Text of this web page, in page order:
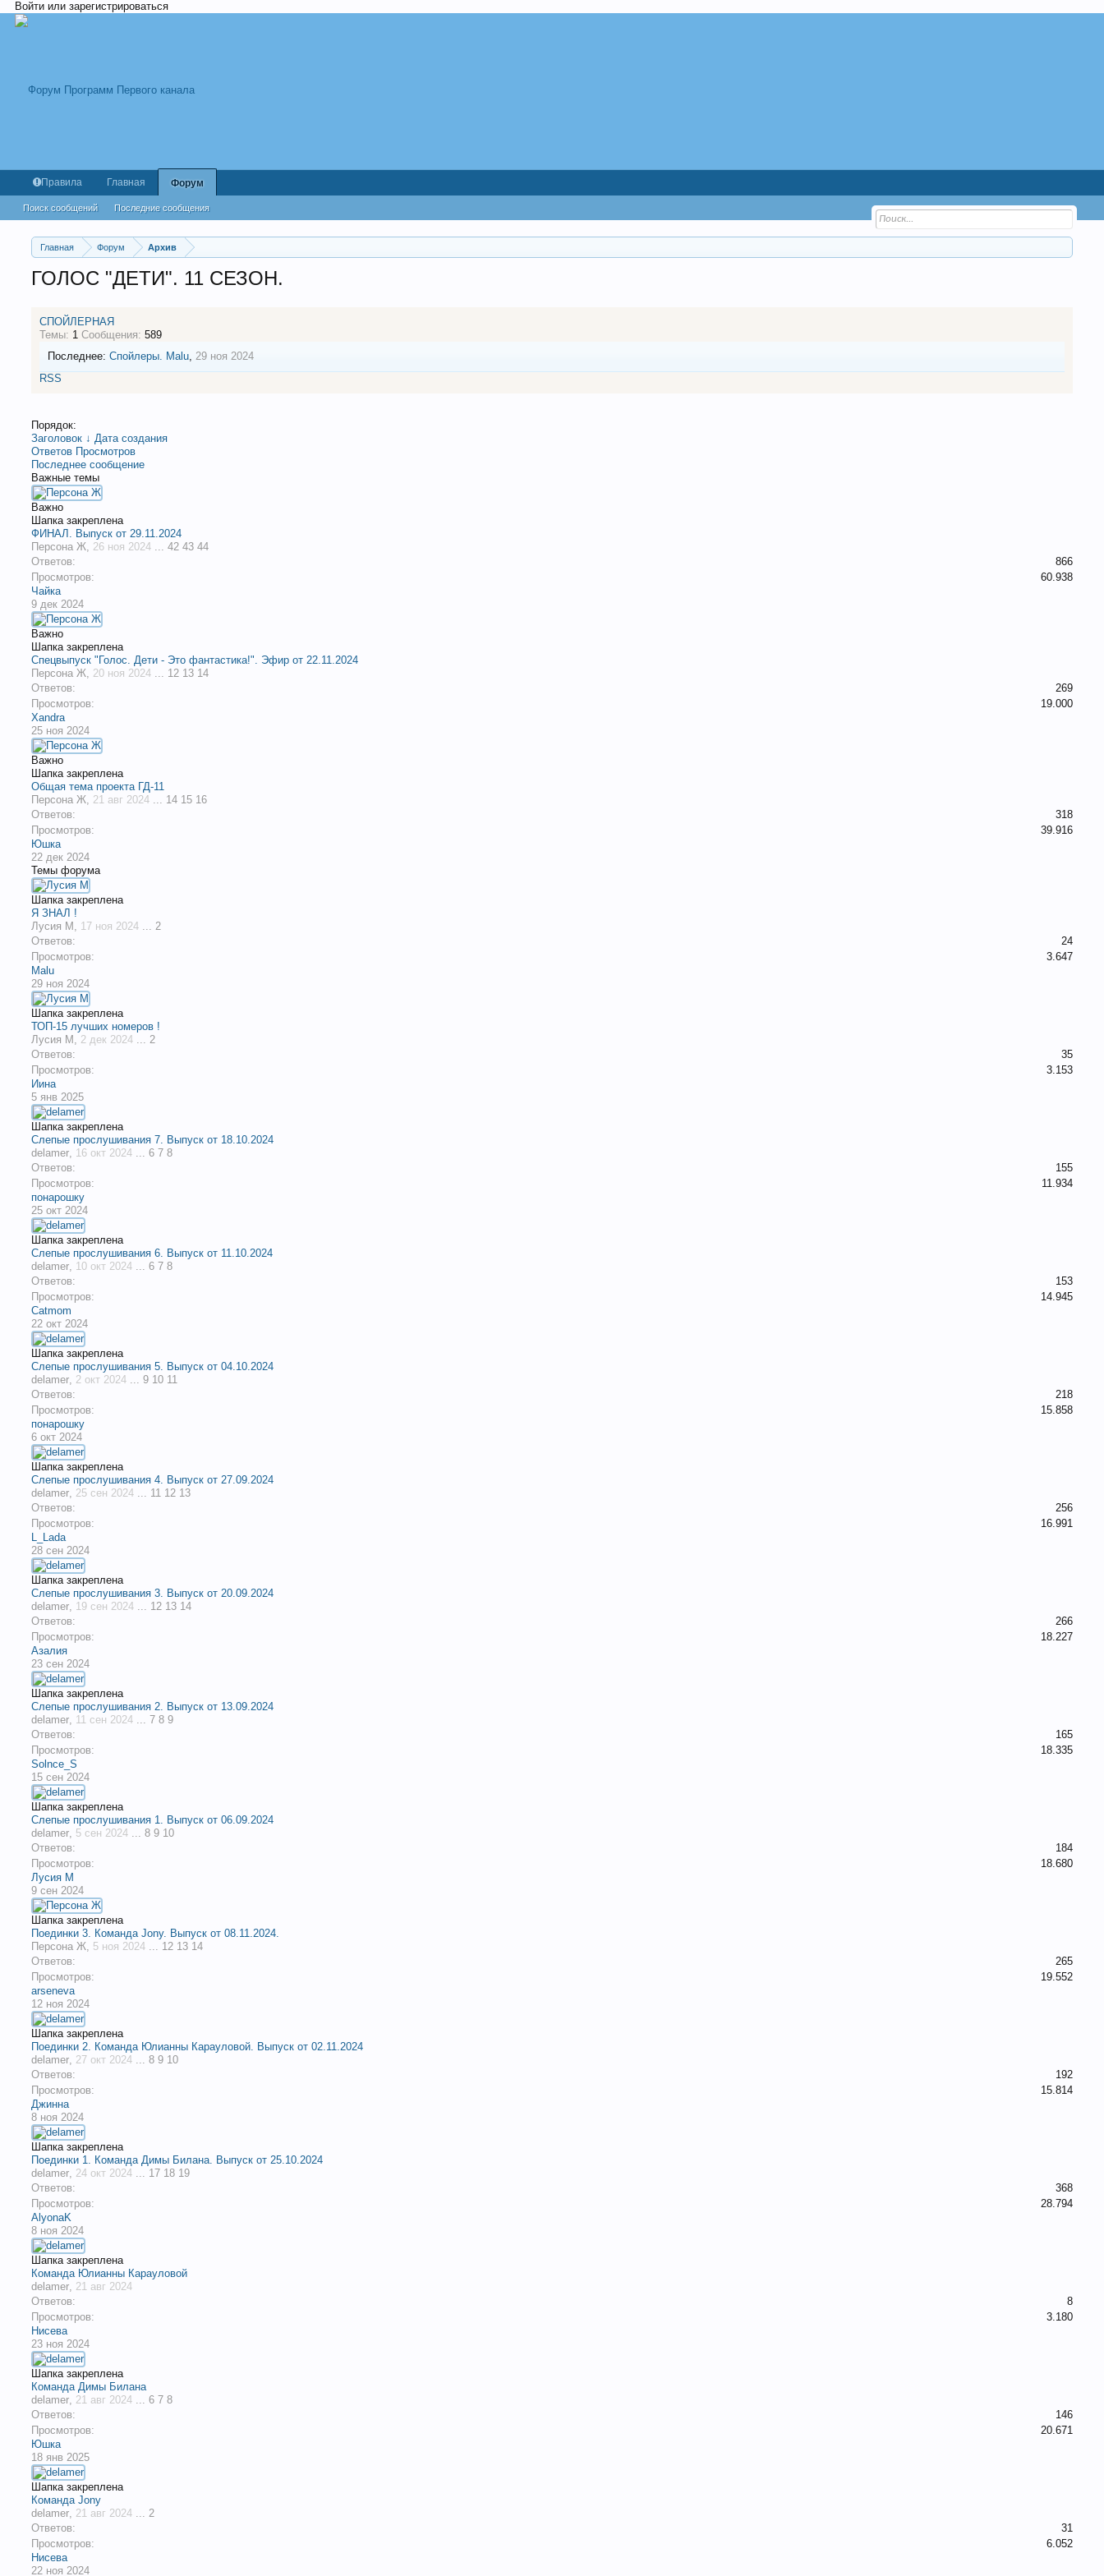
Войти или зарегистрироваться
Главная Форум Архив
ГОЛОС "ДЕТИ". 11 СЕЗОН.
СПОЙЛЕРНАЯ
Темы: 1 Сообщения: 589
Последнее: Спойлеры. Malu, 29 ноя 2024
RSS
Порядок:
Заголовок ↓ Дата создания
Ответов Просмотров
Последнее сообщение
Важные темы
Важно
Шапка закреплена
ФИНАЛ. Выпуск от 29.11.2024
Персона Ж, 26 ноя 2024 ... 42 43 44
Ответов:
866
Просмотров:
60.938
Чайка
9 дек 2024
Важно
Шапка закреплена
Спецвыпуск "Голос. Дети - Это фантастика!". Эфир от 22.11.2024
Персона Ж, 20 ноя 2024 ... 12 13 14
Ответов:
269
Просмотров:
19.000
Xandra
25 ноя 2024
Важно
Шапка закреплена
Общая тема проекта ГД-11
Персона Ж, 21 авг 2024 ... 14 15 16
Ответов:
318
Просмотров:
39.916
Юшка
22 дек 2024
Темы форума
Шапка закреплена
Я ЗНАЛ !
Лусия М , 17 ноя 2024 ... 2
Ответов:
24
Просмотров:
3.647
Malu
29 ноя 2024
Шапка закреплена
ТОП-15 лучших номеров !
Лусия М , 2 дек 2024 ... 2
Ответов:
35
Просмотров:
3.153
Иина
5 янв 2025
Шапка закреплена
Слепые прослушивания 7. Выпуск от 18.10.2024
delamer, 16 окт 2024 ... 6 7 8
Ответов:
155
Просмотров:
11.934
понарошку
25 окт 2024
Шапка закреплена
Слепые прослушивания 6. Выпуск от 11.10.2024
delamer, 10 окт 2024 ... 6 7 8
Ответов:
153
Просмотров:
14.945
Catmom
22 окт 2024
Шапка закреплена
Слепые прослушивания 5. Выпуск от 04.10.2024
delamer, 2 окт 2024 ... 9 10 11
Ответов:
218
Просмотров:
15.858
понарошку
6 окт 2024
Шапка закреплена
Слепые прослушивания 4. Выпуск от 27.09.2024
delamer, 25 сен 2024 ... 11 12 13
Ответов:
256
Просмотров:
16.991
L_Lada
28 сен 2024
Шапка закреплена
Слепые прослушивания 3. Выпуск от 20.09.2024
delamer, 19 сен 2024 ... 12 13 14
Ответов:
266
Просмотров:
18.227
Азалия
23 сен 2024
Шапка закреплена
Слепые прослушивания 2. Выпуск от 13.09.2024
delamer, 11 сен 2024 ... 7 8 9
Ответов:
165
Просмотров:
18.335
Solnce_S
15 сен 2024
Шапка закреплена
Слепые прослушивания 1. Выпуск от 06.09.2024
delamer, 5 сен 2024 ... 8 9 10
Ответов:
184
Просмотров:
18.680
Лусия М
9 сен 2024
Шапка закреплена
Поединки 3. Команда Jony. Выпуск от 08.11.2024.
Персона Ж, 5 ноя 2024 ... 12 13 14
Ответов:
265
Просмотров:
19.552
arseneva
12 ноя 2024
Шапка закреплена
Поединки 2. Команда Юлианны Карауловой. Выпуск от 02.11.2024
delamer, 27 окт 2024 ... 8 9 10
Ответов:
192
Просмотров:
15.814
Джинна
8 ноя 2024
Шапка закреплена
Поединки 1. Команда Димы Билана. Выпуск от 25.10.2024
delamer, 24 окт 2024 ... 17 18 19
Ответов:
368
Просмотров:
28.794
AlyonaK
8 ноя 2024
Шапка закреплена
Команда Юлианны Карауловой
delamer, 21 авг 2024
Ответов:
8
Просмотров:
3.180
Нисева
23 ноя 2024
Шапка закреплена
Команда Димы Билана
delamer, 21 авг 2024 ... 6 7 8
Ответов:
146
Просмотров:
20.671
Юшка
18 янв 2025
Шапка закреплена
Команда Jony
delamer, 21 авг 2024 ... 2
Ответов:
31
Просмотров:
6.052
Нисева
22 ноя 2024
Правила Главная Форум
Поиск сообщений Последние сообщения